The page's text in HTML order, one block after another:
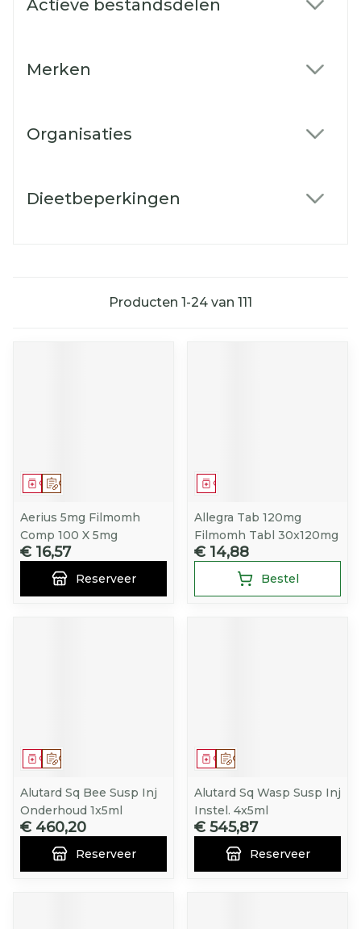
Actieve bestandsdelen
Merken
Organisaties
Dieetbeperkingen
Producten 1-24 van 111
Op voorschrift
Geneesmiddel
Aerius 5mg Filmomh
Comp 100 X 5mg
€ 16,57
Reserveer
Geneesmiddel
Allegra Tab 120mg
Filmomh Tabl 30x120mg
€ 14,88
Bestel
Op voorschrift
Geneesmiddel
Alutard Sq Bee Susp Inj
Onderhoud 1x5ml
€ 460,20
Reserveer
Op voorschrift
Geneesmiddel
Alutard Sq Wasp Susp Inj
Instel. 4x5ml
€ 545,87
Reserveer